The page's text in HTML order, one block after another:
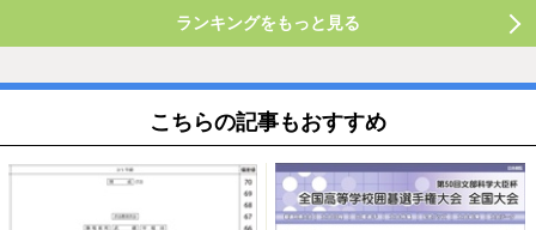
ランキングをもっと見る
こちらの記事もおすすめ